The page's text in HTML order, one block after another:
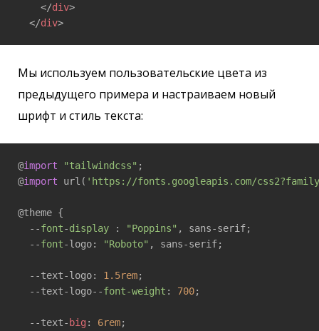
</div>
</div>
Мы используем пользовательские цвета из
предыдущего примера и настраиваем новый
шрифт и стиль текста:
@import "tailwindcss" ;
@import url( 'https://fonts.googleapis.com/
@theme {
  --
font-display : "Poppins" , sans-serif;
  --
font-logo: "Roboto" , sans-serif;
  --text-logo:
1.5rem;
  --text-logo--
font-weight : 700;
  --text-
big : 6rem;